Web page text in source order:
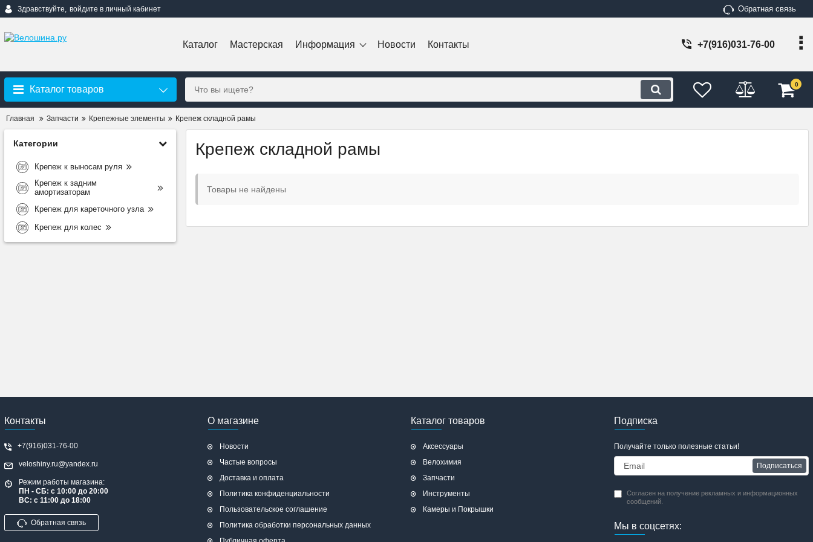
Здравствуйте, войдите в личный кабинет Обратная связь
Каталог Мастерская Информация Новости Контакты +7(916)031-76-00
Каталог товаров 0
Главная Запчасти Крепежные элементы Крепеж складной рамы
Категории
Крепеж к выносам руля
Крепеж к задним
амортизаторам
Крепеж для кареточного узла
Крепеж для колес
Крепеж складной рамы
Товары не найдены
Контакты
+7(916)031-76-00
veloshiny.ru@yandex.ru
Режим работы магазина:
ПН - СБ: с 10:00 до 20:00
ВС: с 11:00 до 18:00
Обратная связь
О магазине
Новости
Частые вопросы
Доставка и оплата
Политика конфиденциальности
Пользовательское соглашение
Политика обработки персональных данных
Каталог товаров
Аксессуары
Велохимия
Запчасти
Инструменты
Камеры и Покрышки
Подписка
Получайте только полезные статьи!
Подписаться
Согласен на получение рекламных и информационных
сообщений.
Мы в соцсетях: